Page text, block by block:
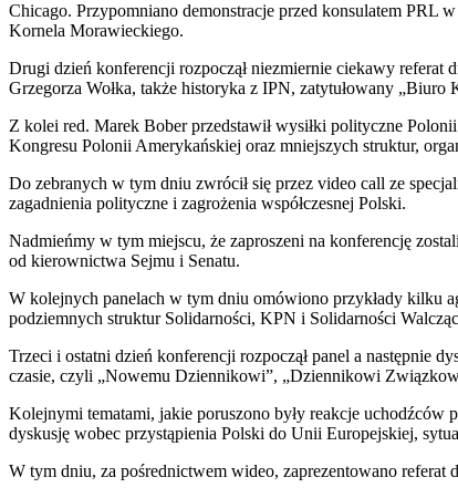
Chicago. Przypomniano demonstracje przed konsulatem PRL
Kornela Morawieckiego.
Drugi dzień konferencji rozpoczął niezmiernie ciekawy
Grzegorza Wołka, także historyka z IPN, zatytułowany
Z kolei red. Marek Bober przedstawił wysiłki polityczne
Kongresu Polonii Amerykańskiej oraz mniejszych struktur,
Do zebranych w tym dniu zwrócił się przez video call ze
zagadnienia polityczne i zagrożenia współczesnej Polski.
Nadmieńmy w tym miejscu, że zaproszeni na konferencję
od kierownictwa Sejmu i Senatu.
W kolejnych panelach w tym dniu omówiono przykłady kilku
podziemnych struktur Solidarności, KPN i Solidarności
Trzeci i ostatni dzień konferencji rozpoczął panel a następnie
czasie, czyli „Nowemu Dziennikowi”, „Dziennikowi
Kolejnymi tematami, jakie poruszono były reakcje
dyskusję wobec przystąpienia Polski do Unii Europejskiej,
W tym dniu, za pośrednictwem wideo, zaprezentowano